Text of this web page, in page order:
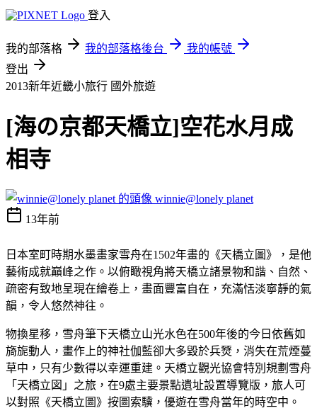
登入
我的部落格 我的部落格後台
我的帳號
登出
2013新年近畿小旅行 國外旅遊
[海の京都天橋立]空花水月成
相寺
winnie@lonely planet
13年前
日本室町時期水墨畫家雪舟在1502年畫的《天橋立圖》，是他
藝術成就巔峰之作。以俯瞰視角將天橋立諸景物和諧、自然、
疏密有致地呈現在繪卷上，畫面豐富自在，充滿恬淡寧靜的氣
韻，令人悠然神往。
物換星移，雪舟筆下天橋立山光水色在500年後的今日依舊如
旖旎動人，畫作上的神社伽藍卻大多毀於兵燹，消失在荒煙蔓
草中，只有少數得以幸運重建。天橋立觀光協會特別規劃雪舟
「天橋立図」之旅，在9處主要景點遺址設置導覽版，旅人可
以對照《天橋立圖》按圖索驥，優遊在雪舟當年的時空中。